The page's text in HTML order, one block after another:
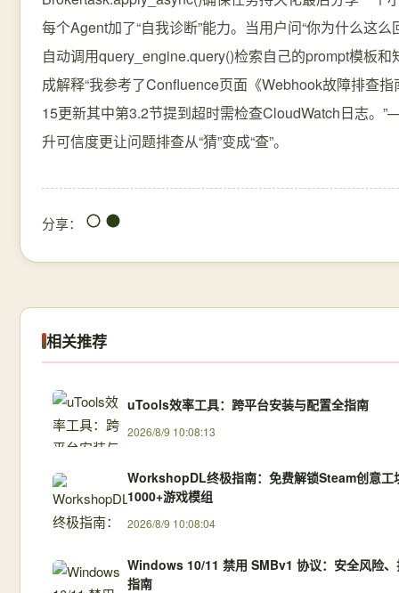
分享：
相关推荐
uTools效率工具：跨平台安装与配置全指南
2026/8/9 10:08:13
WorkshopDL终极指南：免费解锁Steam创意工
1000+游戏模组
2026/8/9 10:08:04
Windows 10/11 禁用 SMBv1 协议：安全风险、
指南